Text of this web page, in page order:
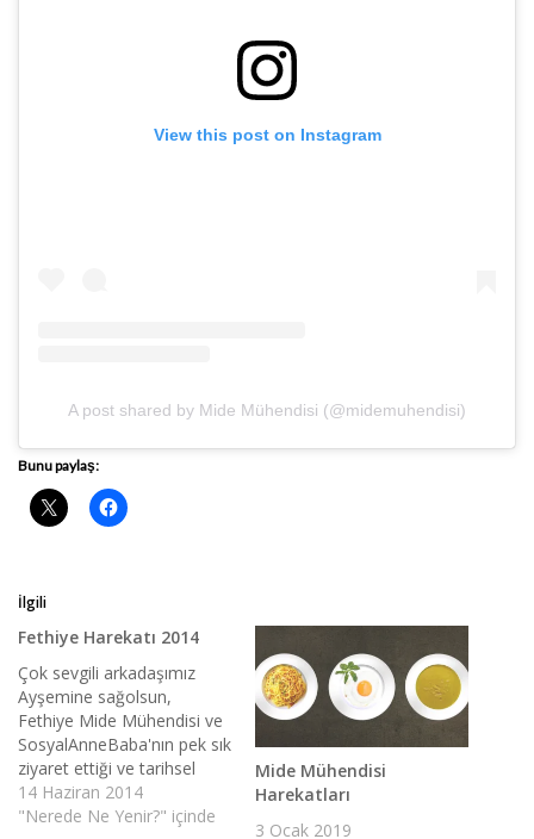
View this post on Instagram
A post shared by Mide Mühendisi (@midemuhendisi)
Bunu paylaş:
İlgili
Fethiye Harekatı 2014
Çok sevgili arkadaşımız
Ayşemine sağolsun,
Fethiye Mide Mühendisi ve
SosyalAnneBaba'nın pek sık
ziyaret ettiği ve tarihsel
geçmişi de derin olan bir
coğrafya... 2014 Yılı içinde
14 Haziran 2014
"Nerede Ne Yenir?" içinde
Mide Mühendisi
Harekatları
3 Ocak 2019